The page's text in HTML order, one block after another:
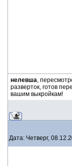
нелевша,
разверток, готов
вашим выкройкам!
Дата: Четверг,